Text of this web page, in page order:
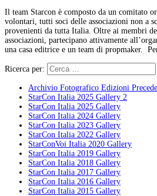
Il team Starcon è composto da un comitato
volontari, tutti soci delle associazioni non a
provenienti da tutta Italia. Oltre ai membri
associazioni, partecipano attivamente
una casa editrice e un team di propmaker.
Ricerca per:
Archivio Fotografico Edizioni
StarCon Italia 2025 Gallery 2
StarCon Italia 2025 Gallery
StarCon Italia 2024 Gallery
StarCon Italia 2023 Gallery
StarCon Italia 2022 Gallery
StarConVoi Italia 2020 Gallery
StarCon Italia 2019 Gallery
StarCon Italia 2018 Gallery
StarCon Italia 2017 Gallery
StarCon Italia 2016 Gallery
StarCon Italia 2015 Gallery